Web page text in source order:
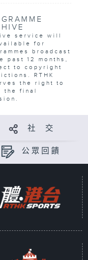
service will
for
broadcast
past 12 months,
to copyright
RTHK
the right to
the final
社 交
公眾回饋